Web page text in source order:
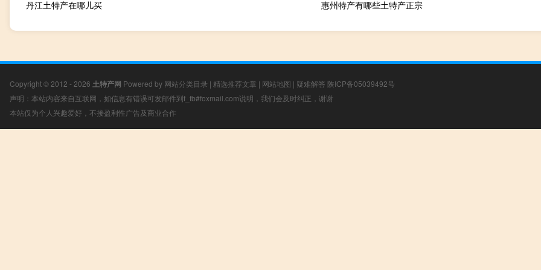
丹江土特产在哪儿买 惠州特产有哪些土特产正宗
Copyright © 2012 - 2026 土特产网 Powered by 网站分类目录 | 精选推荐文章 | 网站地图 | 疑难解答 陕ICP备05039492号
声明：本站内容来自互联网，如信息有错误可发邮件到f_fb#foxmail.com说明，我们会及时纠正，谢谢
本站仅为个人兴趣爱好，不接盈利性广告及商业合作